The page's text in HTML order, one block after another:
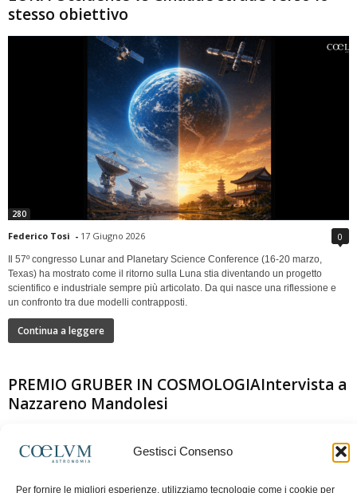
Gestisci Consenso
Per fornire le migliori esperienze, utilizziamo tecnologie come i cookie per
stesso obiettivo
280
Federico Tosi - 17 Giugno 2026 0
Il 57º congresso Lunar and Planetary Science Conference (16-20 marzo,
Texas) ha mostrato come il ritorno sulla Luna stia diventando un progetto
scientifico e industriale sempre più articolato. Da qui nasce una riflessione e
un confronto tra due modelli contrapposti.
Continua a leggere
PREMIO GRUBER IN COSMOLOGIAIntervista a
Nazzareno Mandolesi